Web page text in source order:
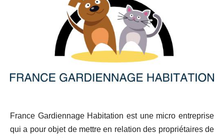
France Gardiennage Habitation est une micro entreprise
qui a pour objet de mettre en relation des propriétaires de